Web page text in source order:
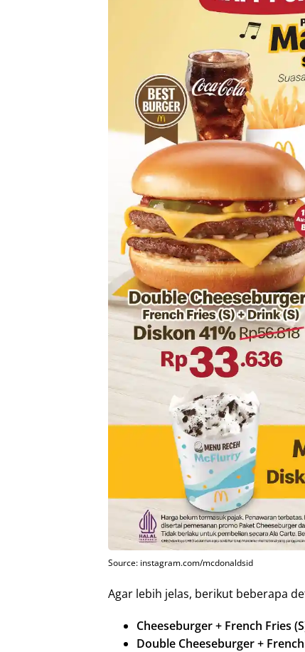
Source: instagram.com/mcdonaldsid
Agar lebih jelas, berikut beberapa
Cheeseburger + French Fries
Double Cheeseburger +